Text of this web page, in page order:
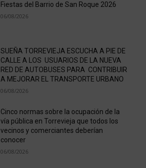
Fiestas del Barrio de San Roque 2026
06/08/2026
SUEÑA TORREVIEJA ESCUCHA A PIE DE
CALLE A LOS USUARIOS DE LA NUEVA
RED DE AUTOBUSES PARA CONTRIBUIR
A MEJORAR EL TRANSPORTE URBANO
06/08/2026
Cinco normas sobre la ocupación de la
vía pública en Torrevieja que todos los
vecinos y comerciantes deberían
conocer
06/08/2026